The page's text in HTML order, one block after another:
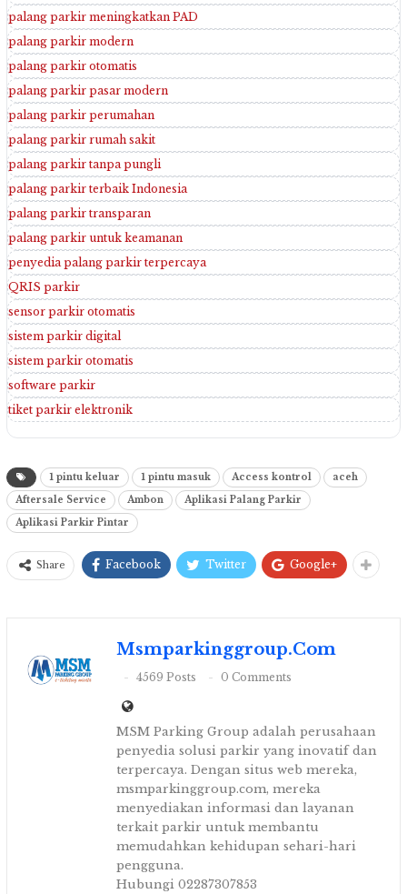
palang parkir meningkatkan PAD
palang parkir modern
palang parkir otomatis
palang parkir pasar modern
palang parkir perumahan
palang parkir rumah sakit
palang parkir tanpa pungli
palang parkir terbaik Indonesia
palang parkir transparan
palang parkir untuk keamanan
penyedia palang parkir terpercaya
QRIS parkir
sensor parkir otomatis
sistem parkir digital
sistem parkir otomatis
software parkir
tiket parkir elektronik
1 pintu keluar 1 pintu masuk Access kontrol
aceh
Aftersale Service
Ambon
Aplikasi Palang Parkir
Aplikasi Parkir Pintar
Share Facebook Twitter Google+
Msmparkinggroup.com
4569 Posts 0 Comments
MSM Parking Group adalah perusahaan
penyedia solusi parkir yang inovatif dan
terpercaya. Dengan situs web mereka,
msmparkinggroup.com, mereka
menyediakan informasi dan layanan
terkait parkir untuk membantu
memudahkan kehidupan sehari-hari
pengguna.
Hubungi 02287307853